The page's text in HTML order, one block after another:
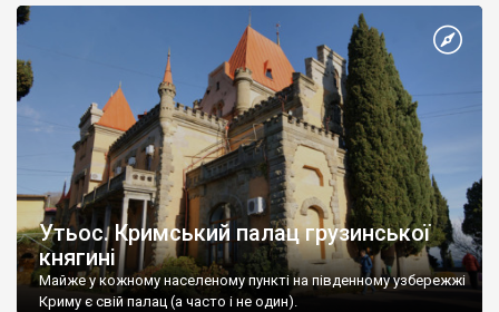
Утьос. Кримський палац грузинської
княгині
Майже у кожному населеному пункті на південному узбережжі
Криму є свій палац (а часто і не один).